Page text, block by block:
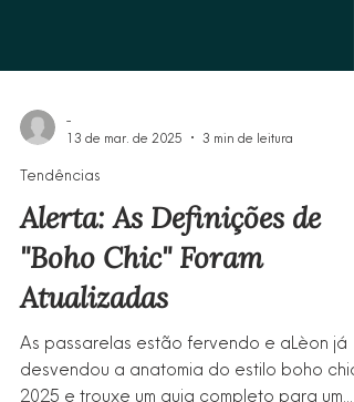
13 de mar. de 2025
3 min de leitura
Tendências
Alerta: As Definições de
"Boho Chic" Foram
Atualizadas